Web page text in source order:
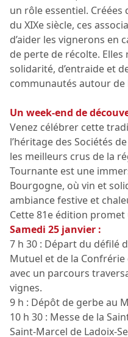
un rôle essentiel.
du XIXe siècle, ces
d’aider les vignerons en
de perte de récolte.
solidarité, d’entraide et
communautés autour
Un week-end de
Venez célébrer cette
l’héritage des Sociétés
les meilleurs crus de la
Tournante est une
Bourgogne, où vin et
ambiance festive et
Cette 81e édition
Samedi 25 janvier :
7 h 30 : Départ du défilé
Mutuel et de la Confrérie
avec un parcours
vignes.
9 h : Dépôt de gerbe au
10 h 30 : Messe de la
Saint-Marcel de Ladoix-